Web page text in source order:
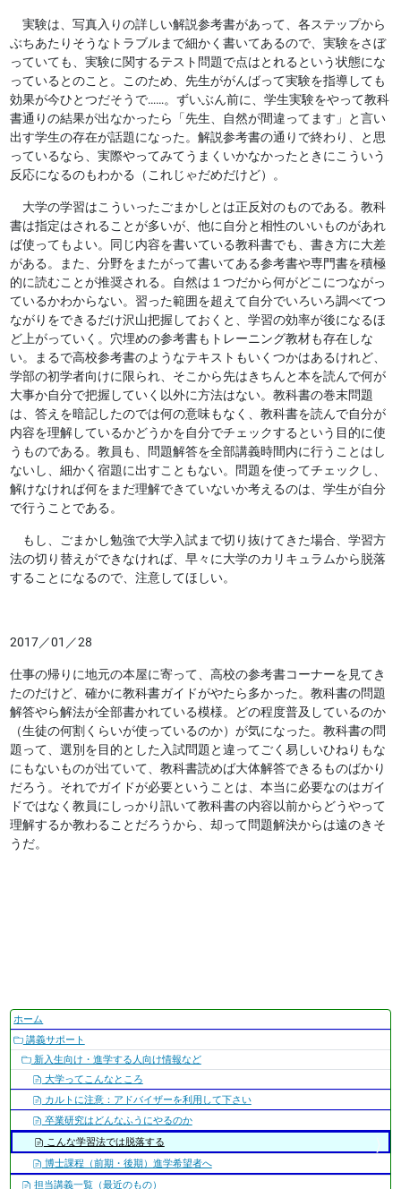
実験は、写真入りの詳しい解説参考書があって、各ステップから
ぶちあたりそうなトラブルまで細かく書いてあるので、実験をさぼ
っていても、実験に関するテスト問題で点はとれるという状態にな
っているとのこと。このため、先生ががんばって実験を指導しても
効果が今ひとつだそうで……。ずいぶん前に、学生実験をやって教科
書通りの結果が出なかったら「先生、自然が間違ってます」と言い
出す学生の存在が話題になった。解説参考書の通りで終わり、と思
っているなら、実際やってみてうまくいかなかったときにこういう
反応になるのもわかる（これじゃだめだけど）。
大学の学習はこういったごまかしとは正反対のものである。教科
書は指定はされることが多いが、他に自分と相性のいいものがあれ
ば使ってもよい。同じ内容を書いている教科書でも、書き方に大差
がある。また、分野をまたがって書いてある参考書や専門書を積極
的に読むことが推奨される。自然は１つだから何がどこにつながっ
ているかわからない。習った範囲を超えて自分でいろいろ調べてつ
ながりをできるだけ沢山把握しておくと、学習の効率が後になるほ
ど上がっていく。穴埋めの参考書もトレーニング教材も存在しな
い。まるで高校参考書のようなテキストもいくつかはあるけれど、
学部の初学者向けに限られ、そこから先はきちんと本を読んで何が
大事か自分で把握していく以外に方法はない。教科書の巻末問題
は、答えを暗記したのでは何の意味もなく、教科書を読んで自分が
内容を理解しているかどうかを自分でチェックするという目的に使
うものである。教員も、問題解答を全部講義時間内に行うことはし
ないし、細かく宿題に出すこともない。問題を使ってチェックし、
解けなければ何をまだ理解できていないか考えるのは、学生が自分
で行うことである。
もし、ごまかし勉強で大学入試まで切り抜けてきた場合、学習方
法の切り替えができなければ、早々に大学のカリキュラムから脱落
することになるので、注意してほしい。
2017／01／28
仕事の帰りに地元の本屋に寄って、高校の参考書コーナーを見てき
たのだけど、確かに教科書ガイドがやたら多かった。教科書の問題
解答やら解法が全部書かれている模様。どの程度普及しているのか
（生徒の何割くらいが使っているのか）が気になった。教科書の問
題って、選別を目的とした入試問題と違ってごく易しいひねりもな
にもないものが出ていて、教科書読めば大体解答できるものばかり
だろう。それでガイドが必要ということは、本当に必要なのはガイ
ドではなく教員にしっかり訊いて教科書の内容以前からどうやって
理解するか教わることだろうから、却って問題解決からは遠のきそ
うだ。
ナ
ビ
ゲ
ー
シ
ョ
ン
ホーム
講義サポート
新入生向け・進学する人向け情報など
大学ってこんなところ
カルトに注意：アドバイザーを利用して下さい
卒業研究はどんなふうにやるのか
こんな学習法では脱落する
博士課程（前期・後期）進学希望者へ
担当講義一覧（最近のもの）